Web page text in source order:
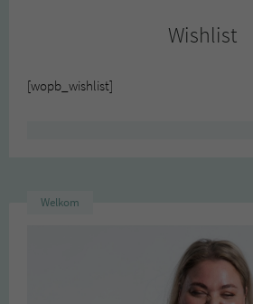
Wishlist
[wopb_wishlist]
Welkom